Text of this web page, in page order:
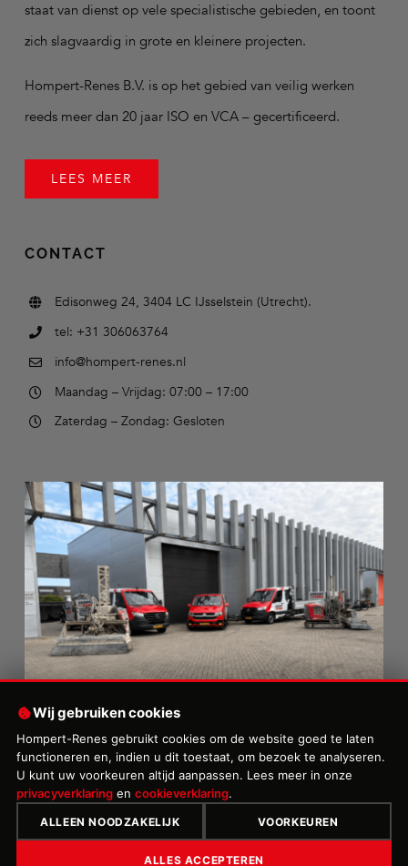
staat van dienst op vele specialistische gebieden, en toont
zich slagvaardig in grote en kleinere projecten.
Hompert-Renes B.V. is op het gebied van veilig werken
reeds meer dan 20 jaar ISO en VCA – gecertificeerd.
LEES MEER
CONTACT
Edisonweg 24, 3404 LC IJsselstein (Utrecht).
tel: +31 306063764
info@hompert-renes.nl
Maandag – Vrijdag: 07:00 – 17:00
Zaterdag – Zondag: Gesloten
Wij gebruiken cookies
Hompert-Renes gebruikt cookies om de website goed te laten
functioneren en, indien u dit toestaat, om bezoek te analyseren.
U kunt uw voorkeuren altijd aanpassen. Lees meer in onze
privacyverklaring en cookieverklaring.
ALLEEN NOODZAKELIJK VOORKEUREN
ALLES ACCEPTEREN